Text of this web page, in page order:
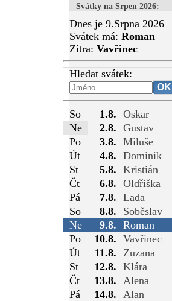
Svátky na Srpen 2026:
Dnes je 9.Srpna 2026
Svátek má: Roman
Zítra: Vavřinec
Hledat svátek:
So 1.8. Oskar
Ne
2.8. Gustav
Po
3.8. Miluše
Út
4.8. Dominik
St
5.8. Kristián
Čt
6.8. Oldřiška
Pá
7.8. Lada
So
8.8.
Soběslav
Ne
9.8. Roman
Po
10.8. Vavřinec
Út
11.8.
Zuzana
St
12.8. Klára
Čt
13.8.
Alena
Pá
14.8.
Alan